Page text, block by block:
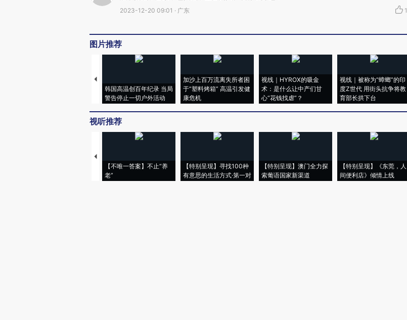
2023-12-20 09:01 · 广东 1
图片推荐
韩国高温创百年纪录 当局
警告停止一切户外活动
加沙上百万流离失所者困
于“塑料烤箱” 高温引发健
康危机
视线｜HYROX的吸金
术：是什么让中产们甘
心“花钱找虐”？
视线｜被称为“蟑螂”的印
度Z世代 用街头抗争将教
育部长拱下台
视听推荐
【不唯一答案】不止“养
老”
【特别呈现】寻找100种
有意思的生活方式·第一对
【特别呈现】澳门全力探
索葡语国家新渠道
【特别呈现】《东莞，人
间便利店》倾情上线